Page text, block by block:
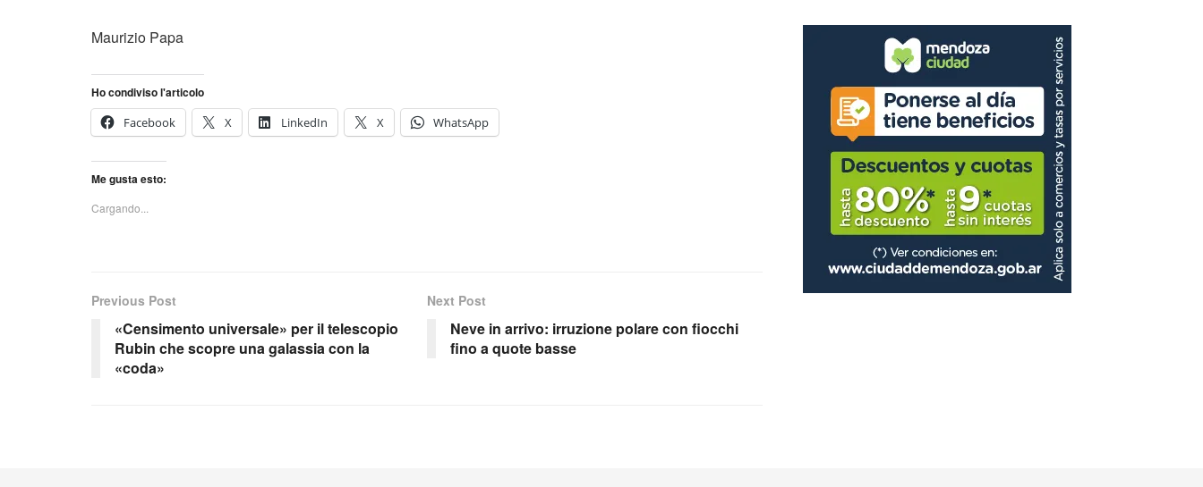
Maurizio Papa
Ho condiviso l'articolo
Facebook
X LinkedIn X WhatsApp
Me gusta esto:
Cargando...
Previous Post
«Censimento universale» per il telescopio
Rubin che scopre una galassia con la
«coda»
Next Post
Neve in arrivo: irruzione polare con fiocchi
fino a quote basse